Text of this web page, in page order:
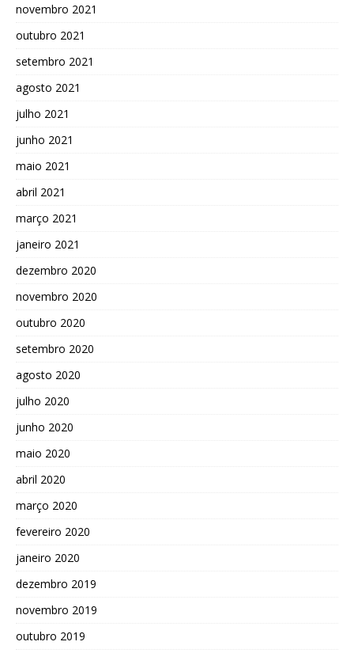
novembro 2021
outubro 2021
setembro 2021
agosto 2021
julho 2021
junho 2021
maio 2021
abril 2021
março 2021
janeiro 2021
dezembro 2020
novembro 2020
outubro 2020
setembro 2020
agosto 2020
julho 2020
junho 2020
maio 2020
abril 2020
março 2020
fevereiro 2020
janeiro 2020
dezembro 2019
novembro 2019
outubro 2019